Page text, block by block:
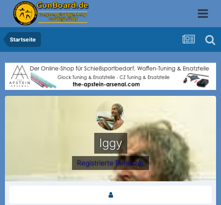
Startseite
Iggy
Registrierte Benutzer